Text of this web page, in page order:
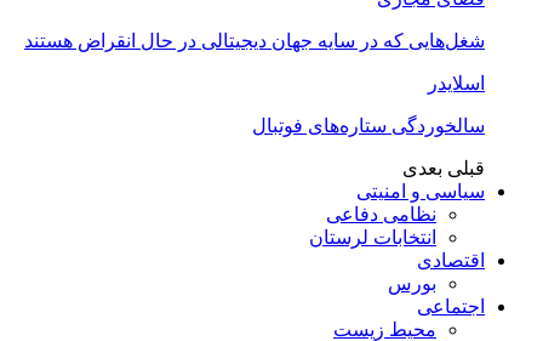
شغل‌‌هایی که در سایه جهان دیجیتالی در حال انقراض هستند
اسلایدر
سالخوردگی ستاره‌های فوتبال
قبلی بعدی
سیاسی و امنیتی
نظامی دفاعی
انتخابات لرستان
اقتصادی
بورس
اجتماعی
محیط زیست